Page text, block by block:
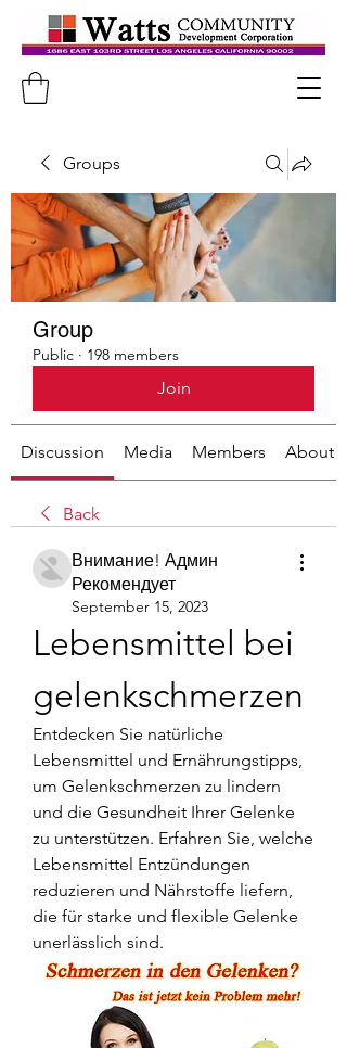
Groups
Group
Public · 198 members
Join
Discussion Media Members About
Back
Внимание! Админ
Рекомендует
September 15, 2023
Lebensmittel bei
gelenkschmerzen
Entdecken Sie natürliche
Lebensmittel und Ernährungstipps,
um Gelenkschmerzen zu lindern
und die Gesundheit Ihrer Gelenke
zu unterstützen. Erfahren Sie, welche
Lebensmittel Entzündungen
reduzieren und Nährstoffe liefern,
die für starke und flexible Gelenke
unerlässlich sind.